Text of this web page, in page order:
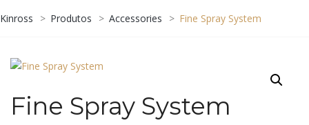
Kinross > Produtos > Accessories > Fine Spray System
Fine Spray System